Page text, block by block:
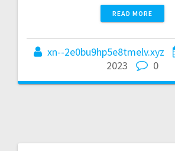
READ MORE
xn--2e0bu9hp5e8tmelv.xyz
2023
0